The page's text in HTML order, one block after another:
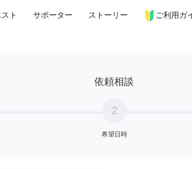
ト サポーター ストーリー ご利用ガ
インテリア 趣味・習い事 ペット 料理
依頼相談
2
希望日時